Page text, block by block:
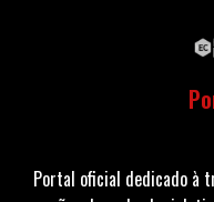
Portal oficial dedicado à